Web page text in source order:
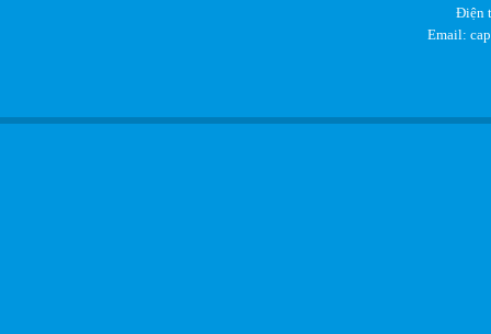
Điện
Email: